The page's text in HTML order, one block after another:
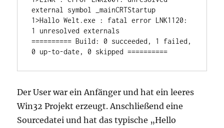
external symbol _mainCRTStartup
1>Hallo Welt.exe : fatal error LNK1120:
1 unresolved externals
========== Build: 0 succeeded, 1 failed,
0 up-to-date, 0 skipped ==========
Der User war ein Anfänger und hat ein leeres
Win32 Projekt erzeugt. Anschließend eine
Sourcedatei und hat das typische „Hello